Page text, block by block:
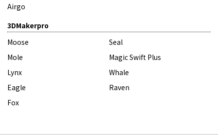
Airgo
3DMakerpro
Moose
Seal
Mole
Magic Swift Plus
Lynx
Whale
Eagle
Raven
Fox